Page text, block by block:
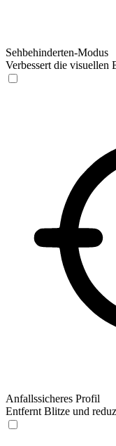
Sehbehinderten-Modus
Verbessert die visuellen
Anfallssicheres Profil
Entfernt Blitze und